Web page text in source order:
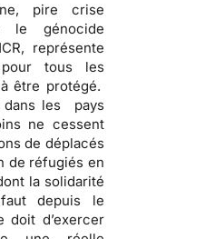
pire crise
le génocide
représente
tous les
être protégé.
dans les pays
ne cessent
de déplacés
de réfugiés en
la solidarité
depuis le
doit d’exercer